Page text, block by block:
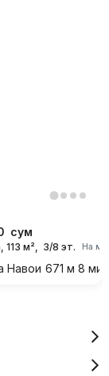
сум
113 м², 3/8 эт. На
Навои 671 м 8